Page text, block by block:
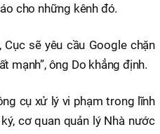
cho những kênh đó.
sẽ yêu cầu Google chặn
mạnh”, ông Do khẳng định.
cụ xử lý vi phạm trong lĩnh
cơ quan quản lý Nhà nước